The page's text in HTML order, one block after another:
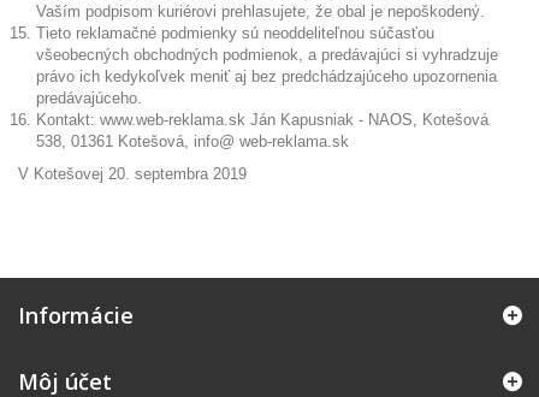
Vaším podpisom kuriérovi prehlasujete, že obal je nepoškodený.
Tieto reklamačné podmienky sú neoddeliteľnou súčasťou
všeobecných obchodných podmienok, a predávajúci si vyhradzuje
právo ich kedykoľvek meniť aj bez predchádzajúceho upozornenia
predávajúceho.
Kontakt: www.web-reklama.sk Ján Kapusniak - NAOS, Kotešová
538, 01361 Kotešová, info@ web-reklama.sk
V Kotešovej 20. septembra 2019
Informácie
Môj účet